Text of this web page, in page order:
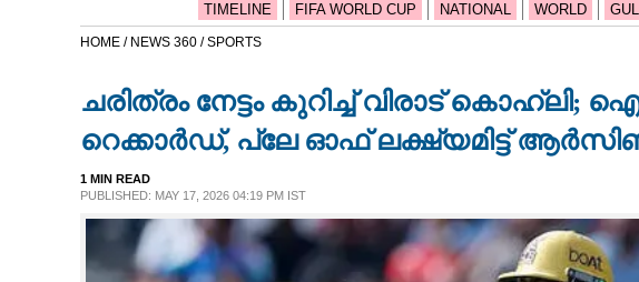
NEWS 360
CASE DIARY
TIMELINE FIFA WORLD CUP NATIONAL WORLD
HOME / NEWS 360 /SPORTS
ചരിത്രം നേട്ടം കുറിച്ച് വിരാട്
റെക്കാർഡ്, പ്ലേ ഓഫ് ലക്ഷ്യമിട്ട്
1 MIN READ
PUBLISHED: MAY 17, 2026 04:19 PM IST